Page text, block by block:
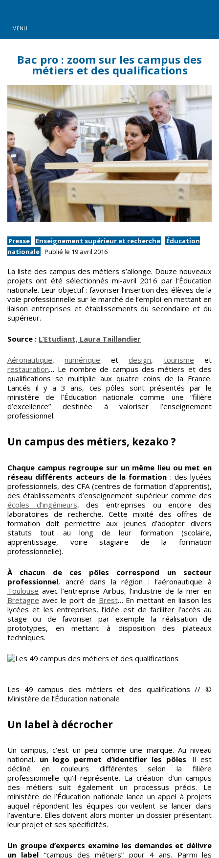
MENU
Bac pro : zoom sur les campus des
métiers et des qualifications
Presse Enseignement supérieur et recherche
Éducation
nationale Publié le 19 avril 2016
La liste des campus des métiers s’allonge. Douze nouveaux
projets ont été sélectionnés mi-avril 2016 par l’Éducation
nationale. Leur objectif : favoriser l’insertion des élèves de la
voie professionnelle sur le marché de l’emploi en mettant en
liaison entreprises et établissements du secondaire et du
supérieur.
Source : L’Etudiant, Laura Taillandier
Aéronautique,numérique etdesign, tourisme et
restauration… Le nombre de campus des métiers et des
qualifications se multiplie aux quatre coins de la France.
Lancés il y a 3 ans, ces pôles sont présentés par le
ministère de l’Éducation nationale comme une “filière
d’excellence” destinée à valoriser l’enseignement
professionnel.
Un campus des métiers, kezako ?
Chaque campus regroupe sur un même lieu ou met en
réseau différents acteurs de la formation : des lycées
professionnels, des CFA (centres de formation d’apprentis),
des établissements d’enseignement supérieur comme des
écoles d’ingénieurs, des entreprises ou encore des
laboratoires de recherche. Cette mixité des offres de
formation doit permettre aux jeunes d’adopter divers
statuts tout au long de leur formation (scolaire,
apprentissage, voire stagiaire de la formation
professionnelle).
À chacun de ces pôles correspond un secteur
professionnel, ancré dans la région : l’aéronautique à
Toulouse avec l’entreprise Airbus, l’industrie de la mer en
Bretagne avec le port de Brest… En mettant en liaison les
lycées et les entreprises, l’idée est de faciliter l’accès au
stage ou de favoriser par exemple la réalisation de
prototypes, en mettant à disposition des plateaux
techniques.
Les 49 campus des métiers et des qualifications // ©
Ministère de l’Éducation nationale
Un label à décrocher
Un campus, c’est un peu comme une marque. Au niveau
national, un logo permet d’identifier les pôles. Il est
décliné en couleurs différentes selon la filière
professionnelle qu’il représente. La création d’un campus
des métiers suit également un processus précis. Le
ministère de l’Éducation nationale lance un appel à projets
auquel répondent les équipes qui veulent se lancer dans
l’aventure. Elles doivent alors monter un dossier présentant
leur projet et ses spécificités.
Un groupe d’experts examine les demandes et délivre
un label “campus des métiers” pour 4 ans. Parmi les